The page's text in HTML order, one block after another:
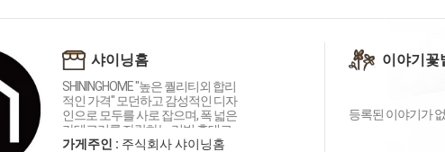
샤이닝홈
SHININGHOME "높은 퀄리티외 합리
적인 가격" 모던하고 감성적인 디자
인으로 모두를 사로 잡으며, 폭 넓은
카테고리를 자랑하는 리빙 홈데코
인테리어 샤이닝홈입니다.
가게주인 : 주식회사 샤이닝홈
이야기꽃
등록된 이야기가